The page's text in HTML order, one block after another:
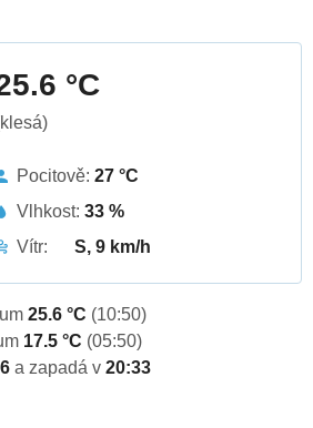
°C
Pocitově: 27 °C
Vlhkost: 33 %
Vítr:
S, 9 km/h
25.6 °C (10:50)
17.5 °C (05:50)
a zapadá v 20:33